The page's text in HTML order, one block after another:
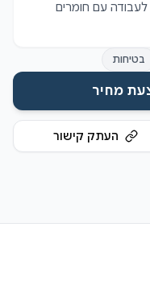
בטיחות
מחיר
העתק קישור